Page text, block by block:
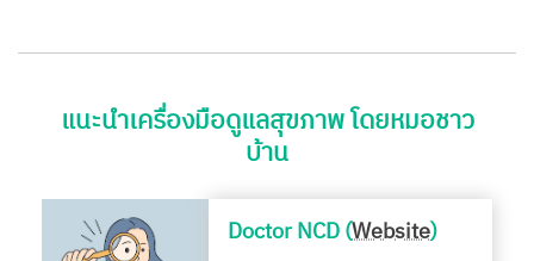
แนะนำเครื่องมือดูแลสุขภาพ โดยหมอชาว
บ้าน
Doctor NCD (Website)